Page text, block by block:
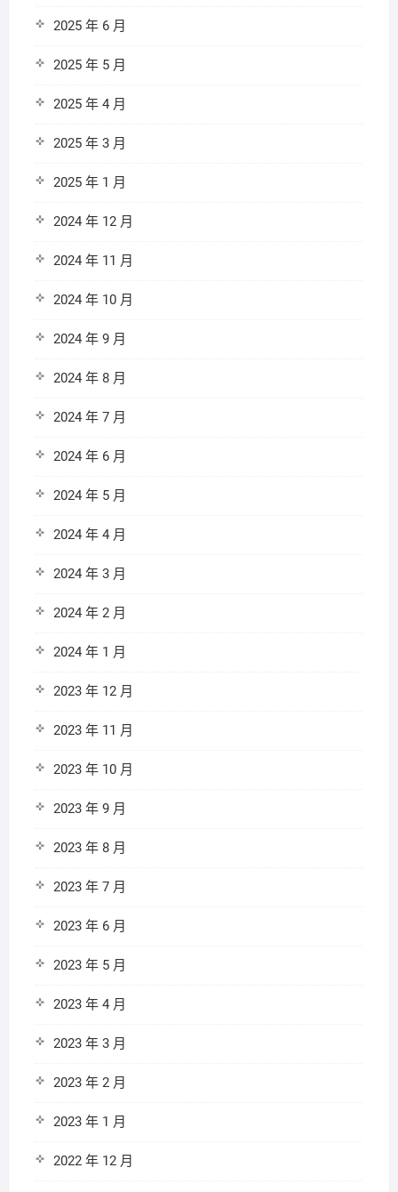
2025 年 6 月
2025 年 5 月
2025 年 4 月
2025 年 3 月
2025 年 1 月
2024 年 12 月
2024 年 11 月
2024 年 10 月
2024 年 9 月
2024 年 8 月
2024 年 7 月
2024 年 6 月
2024 年 5 月
2024 年 4 月
2024 年 3 月
2024 年 2 月
2024 年 1 月
2023 年 12 月
2023 年 11 月
2023 年 10 月
2023 年 9 月
2023 年 8 月
2023 年 7 月
2023 年 6 月
2023 年 5 月
2023 年 4 月
2023 年 3 月
2023 年 2 月
2023 年 1 月
2022 年 12 月